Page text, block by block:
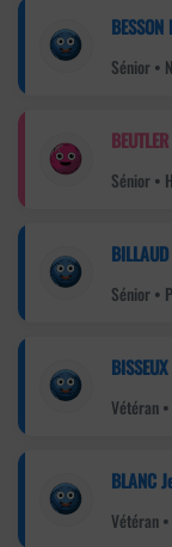
Sénior •
Sénior •
Sénior •
Vétéran
BLANC
Vétéran